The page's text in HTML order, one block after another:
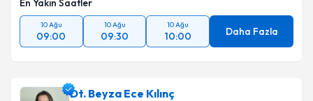
En Yakın Saatler
10 Ağu
09:00
10 Ağu
09:30
10 Ağu
10:00 Daha Fazla
Dt. Beyza Ece Kılınç